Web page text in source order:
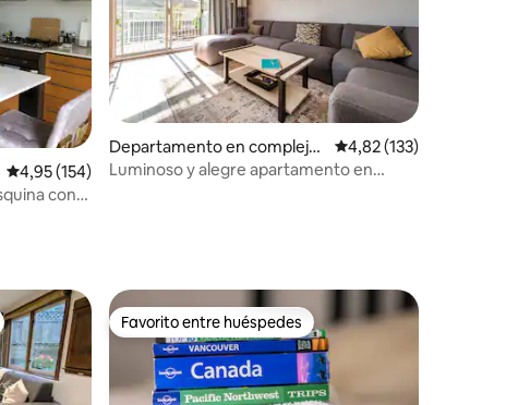
Calificación promedio: 4,95 de 5. 154 evaluaciones
4,95 (154)
con
Departamento en complejo
residencial en Vancouver
Calificación promedio:
4,82 (133)
Luminoso y alegre apartamento en
más destacadosFavorito entre huéspedes
Favorito entre huéspedes